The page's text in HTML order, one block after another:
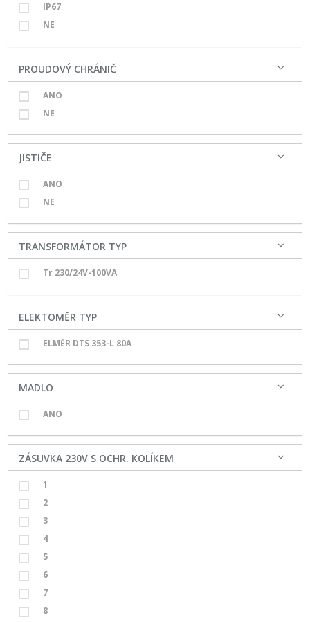
IP67
NE
PROUDOVÝ CHRÁNIČ
ANO
NE
JISTIČE
ANO
NE
TRANSFORMÁTOR TYP
Tr 230/24V-100VA
ELEKTOMĚR TYP
ELMĚR DTS 353-L 80A
MADLO
ANO
ZÁSUVKA 230V S OCHR. KOLÍKEM
1
2
3
4
5
6
7
8